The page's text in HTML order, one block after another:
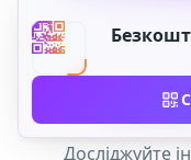
Досліджуйте